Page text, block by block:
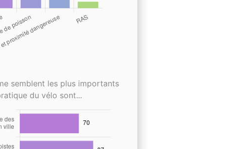
semblent les plus importants
du vélo sont...